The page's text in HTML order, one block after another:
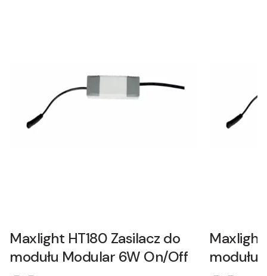
Maxlight HT180 Zasilacz do
modułu Modular 6W On/Off
Maxlight
modułu